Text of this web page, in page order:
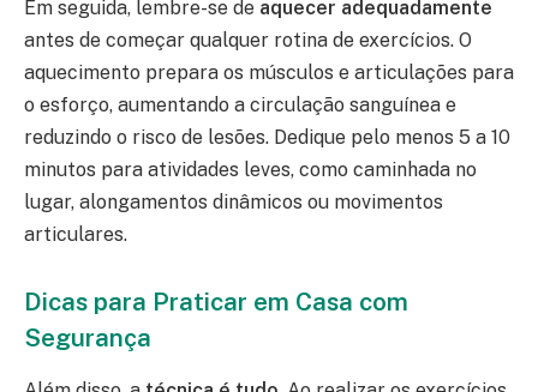
Em seguida, lembre-se de aquecer adequadamente
antes de começar qualquer rotina de exercícios. O
aquecimento prepara os músculos e articulações para
o esforço, aumentando a circulação sanguínea e
reduzindo o risco de lesões. Dedique pelo menos 5 a 10
minutos para atividades leves, como caminhada no
lugar, alongamentos dinâmicos ou movimentos
articulares.
Dicas para Praticar em Casa com
Segurança